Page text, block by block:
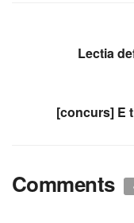
Lectia
[concurs] E
Comments